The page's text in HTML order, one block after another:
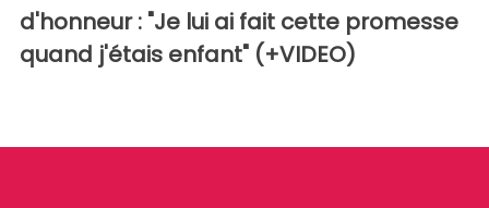
d'honneur : "Je lui ai fait cette promesse
quand j'étais enfant" (+VIDEO)